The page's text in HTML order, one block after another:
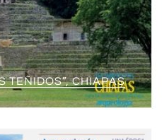
TEÑIDOS”, CHIAPAS